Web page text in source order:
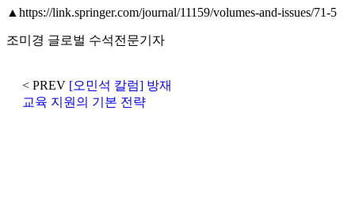
▲https://link.springer.com/journal/11159/volumes-and-issues/71-5
조미경 글로벌 수석전문기자
< PREV [오민석 칼럼] 방재
교육 지원의 기본 전략